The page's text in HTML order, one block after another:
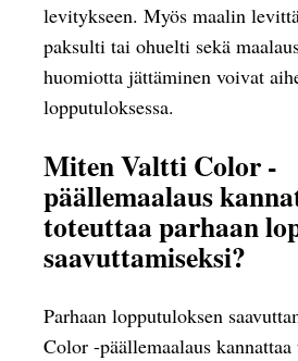
levitykseen. Myös maalin
paksulti tai ohuelti sekä
huomiotta jättäminen voivat
lopputuloksessa.
Miten Valtti Color -
päällemaalaus
toteuttaa parhaan
saavuttamiseksi?
Parhaan lopputuloksen
Color -päällemaalaus kannattaa